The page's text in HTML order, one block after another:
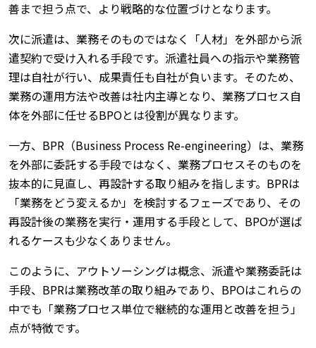
善まで担う点で、より戦略的な位置づけとなります。
次に派遣は、業務そのものではなく「人材」を外部から派
遣契約で受け入れる手段です。派遣社員への指示や業務管
理は自社が行い、成果責任も自社が負います。そのため、
業務の運用方法や改善は社内主導となり、業務プロセス自
体を外部に任せるBPOとは役割が異なります。
一方、BPR（Business Process Re-engineering）は、業務
を外部に委託する手段ではなく、業務プロセスそのものを
抜本的に見直し、再設計する取り組みを指します。BPRは
「業務をどう変えるか」を検討するフェーズであり、その
再設計後の業務を実行・運用する手段として、BPOが選ば
れるケースも少なくありません。
このように、アウトソーシングは概念、派遣や業務委託は
手段、BPRは業務改革の取り組みであり、BPOはこれらの
中でも「業務プロセス単位で継続的な運用と改善を担う」
点が特徴です。